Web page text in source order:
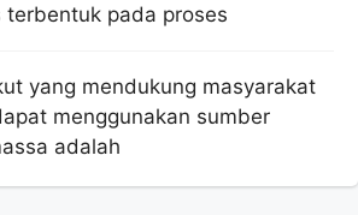
pada proses
yang mendukung masyarakat
menggunakan sumber
adalah